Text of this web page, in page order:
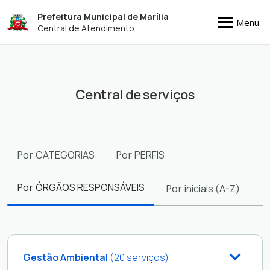
Prefeitura Municipal de Marília
Central de Atendimento
Menu
Central de serviços
PorCATEGORIAS PorPERFIS
PorÓRGÃOS RESPONSÁVEIS Poriniciais (A-Z)
Gestão Ambiental (20 serviços)